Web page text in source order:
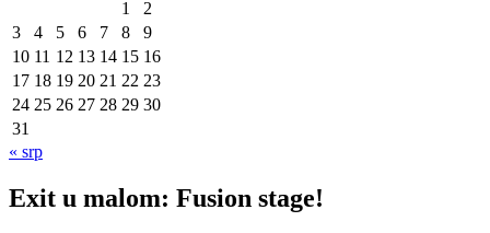
1
2
3
4 5 6 7 8
9
10 11 12 13 14 15 16
17 18 19 20 21 22 23
24 25 26 27 28 29 30
31
« srp
Exit u malom: Fusion stage!